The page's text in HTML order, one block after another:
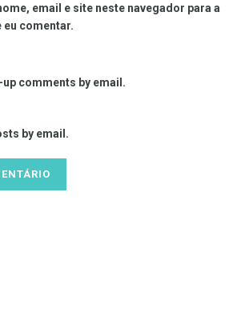
email e site neste navegador para a
eu comentar.
comments by email.
by email.